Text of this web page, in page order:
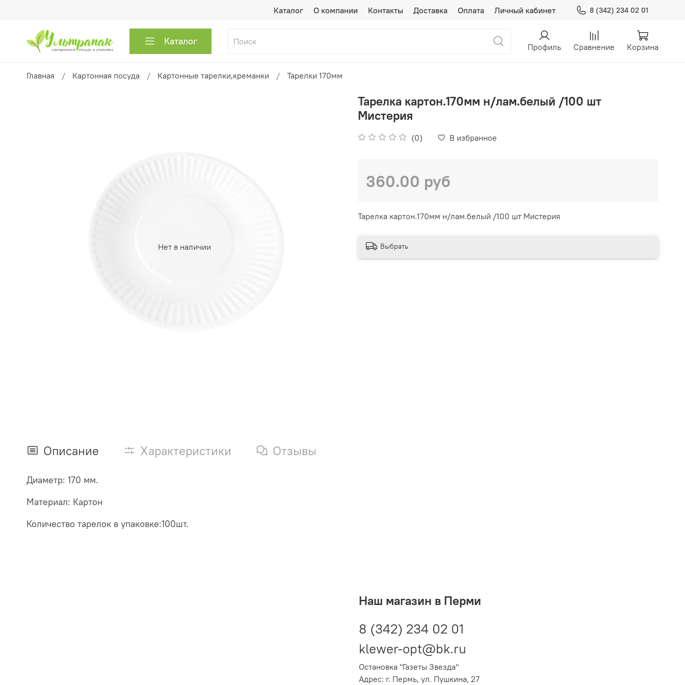
Каталог О компании Контакты Доставка Оплата Личный кабинет 8 (342) 234 02 01
Каталог Профиль Сравнение Корзина
Главная Картонная посуда Картонные тарелки,креманки Тарелки 170мм
Нет в наличии
Тарелка картон.170мм н/лам.белый /100 шт
Мистерия
(0) В избранное
360.00 руб
Тарелка картон.170мм н/лам.белый /100 шт Мистерия
Выбрать
Описание Характеристики Отзывы
Диаметр: 170 мм.
Материал: Картон
Количество тарелок в упаковке:100шт.
Наш магазин в Перми
8 (342) 234 02 01
klewer-opt@bk.ru
Остановка "Газеты Звезда"
Адрес: г. Пермь, ул. Пушкина, 27